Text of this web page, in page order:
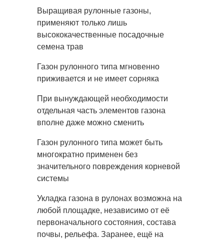
Выращивая рулонные газоны,
применяют только лишь
высококачественные посадочные
семена трав
Газон рулонного типа мгновенно
приживается и не имеет сорняка
При вынуждающей необходимости
отдельная часть элементов газона
вполне даже можно сменить
Газон рулонного типа может быть
многократно применен без
значительного повреждения корневой
системы
Укладка газона в рулонах возможна на
любой площадке, независимо от её
первоначального состояния, состава
почвы, рельефа. Заранее, ещё на